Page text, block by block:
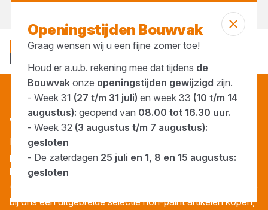
Verf & toebehoren
VERF&TOE­BE­HO­REN
Bij ons vind je alles wat je nodig hebt voor een
professioneel schilderresultaat. Ons assortiment omvat
hoogwaardige verfproducten, evenals materialen voor de
(voor)behandeling en reiniging van hout. Daarnaast kun je
bij ons een uitgebreide selectie non-paint artikelen kopen,
Openingstijden Bouwvak
Graag wensen wij u een fijne zomer toe!
Houd er a.u.b. rekening mee dat tijdens de
Bouwvakonze openingstijden gewijzigd zijn.
- Week 31 (27 t/m 31 juli) en week 33 (10 t/m 14
augustus): geopend van 08.00 tot 16.30 uur.
- Week 32 (3 augustus t/m 7 augustus):
gesloten
- De zaterdagen 25 juli en 1, 8 en 15 augustus:
gesloten